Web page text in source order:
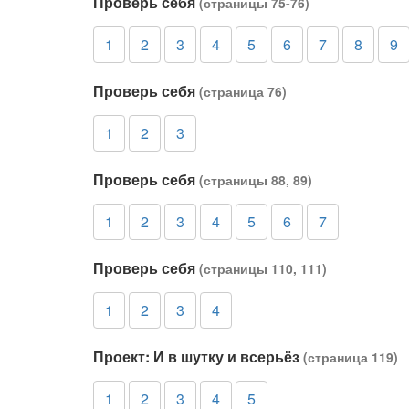
1 2 3 4 5 6 7 8 9
Проверь себя (страница 76)
1 2 3
Проверь себя (страницы 88, 89)
1 2 3 4 5 6 7
Проверь себя (страницы 110, 111)
1 2 3 4
Проект: И в шутку и всерьёз (страница 119)
1 2 3 4 5